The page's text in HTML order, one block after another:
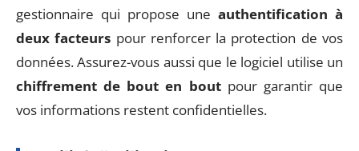
gestionnaire qui propose une authentification à
deux facteurs pour renforcer la protection de vos
données. Assurez-vous aussi que le logiciel utilise un
chiffrement de bout en boutpour garantir que
vos informations restent confidentielles.